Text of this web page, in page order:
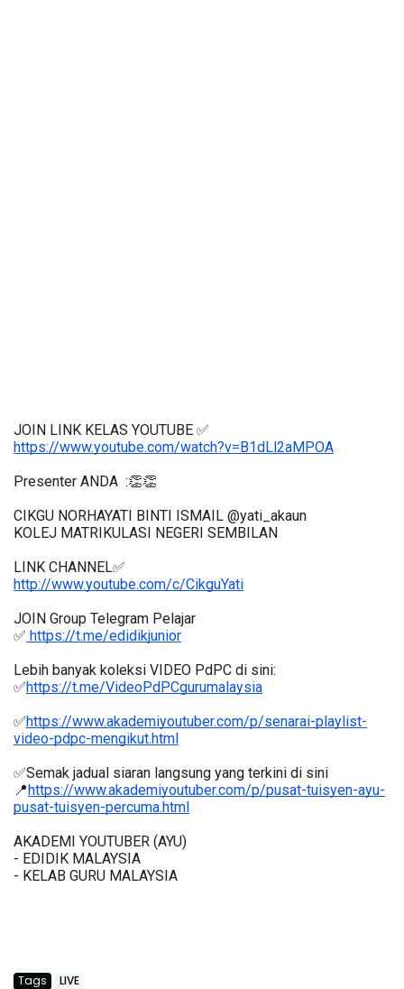
JOIN LINK KELAS YOUTUBE ✅
https://www.youtube.com/watch?v=B1dLl2aMPOA
Presenter ANDA  :👏👏
CIKGU NORHAYATI BINTI ISMAIL @yati_akaun
KOLEJ MATRIKULASI NEGERI SEMBILAN
LINK CHANNEL✅
http://www.youtube.com/c/CikguYati
JOIN Group Telegram Pelajar
✅ https://t.me/edidikjunior
Lebih banyak koleksi VIDEO PdPC di sini:
✅https://t.me/VideoPdPCgurumalaysia
✅https://www.akademiyoutuber.com/p/senarai-playlist-
video-pdpc-mengikut.html
✅Semak jadual siaran langsung yang terkini di sini
📍https://www.akademiyoutuber.com/p/pusat-tuisyen-ayu-
pusat-tuisyen-percuma.html
AKADEMI YOUTUBER (AYU)
- EDIDIK MALAYSIA
- KELAB GURU MALAYSIA
Tags LIVE